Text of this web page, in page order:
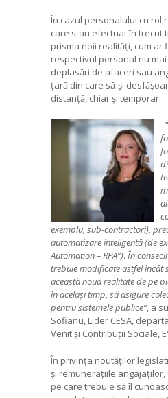
În cazul personalului cu rol
care s-au efectuat în trecut
prisma noii realități, cum ar
respectivul personal nu
deplasări de afaceri sau
țară din care să-și
distanță, chiar și temporar.
exemplu, sub-contractori),
automatizare inteligentă (de
Automation – RPA”). În
trebuie modificate astfel încât
această nouă realitate de pe
în același timp, să asigure
pentru sistemele publice”, a
Sofianu, Lider CESA,
Venit și Contribuții Sociale,
În privința noutăților
și remunerațiile
pe care trebuie să îl